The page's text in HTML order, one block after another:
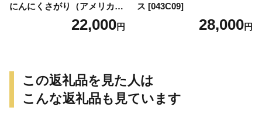
にんにくさがり（アメリカ産
22,000円
ス [043C09]
28,000円
この返礼品を見た人は
こんな返礼品も見ています